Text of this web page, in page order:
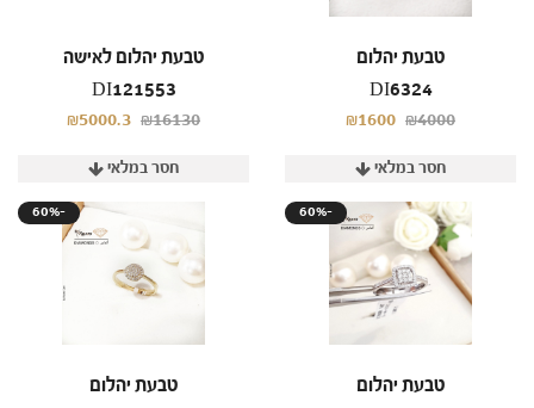
טבעת יהלום לאישה
DI121553
₪5000.3 ₪16130
טבעת יהלום
DI6324
₪1600 ₪4000
חסר במלאי
60%-
טבעת יהלום
חסר במלאי
60%-
טבעת יהלום